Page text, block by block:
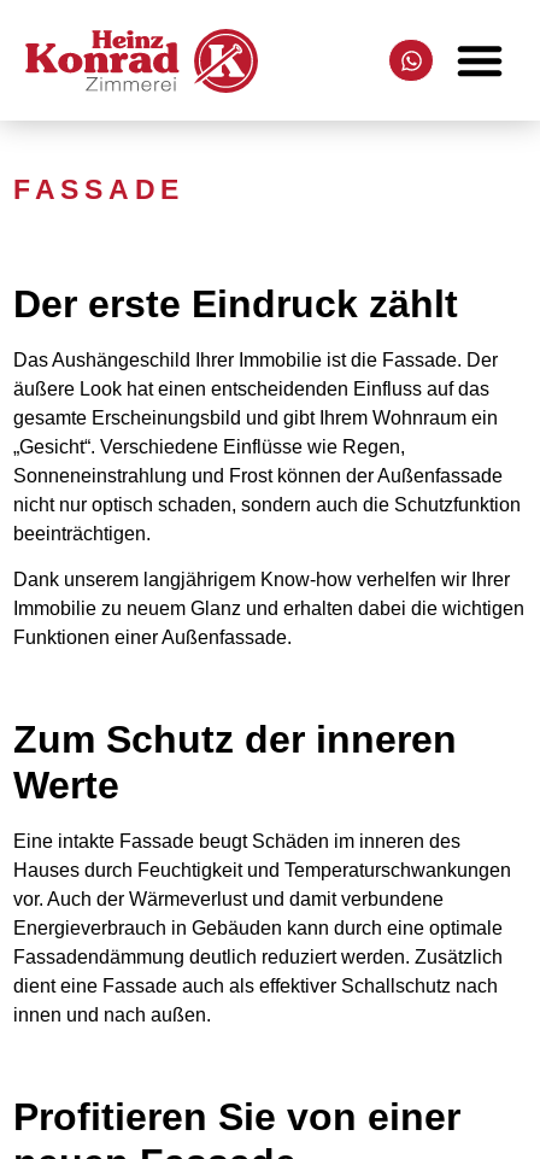
FASSADE
Der erste Eindruck zählt
Das Aushängeschild Ihrer Immobilie ist die Fassade. Der
äußere Look hat einen entscheidenden Einfluss auf das
gesamte Erscheinungsbild und gibt Ihrem Wohnraum ein
„Gesicht“. Verschiedene Einflüsse wie Regen,
Sonneneinstrahlung und Frost können der Außenfassade
nicht nur optisch schaden, sondern auch die Schutzfunktion
beeinträchtigen.
Dank unserem langjährigem Know-how verhelfen wir Ihrer
Immobilie zu neuem Glanz und erhalten dabei die wichtigen
Funktionen einer Außenfassade.
Zum Schutz der inneren
Werte
Eine intakte Fassade beugt Schäden im inneren des
Hauses durch Feuchtigkeit und Temperaturschwankungen
vor. Auch der Wärmeverlust und damit verbundene
Energieverbrauch in Gebäuden kann durch eine optimale
Fassadendämmung deutlich reduziert werden. Zusätzlich
dient eine Fassade auch als effektiver Schallschutz nach
innen und nach außen.
Profitieren Sie von einer